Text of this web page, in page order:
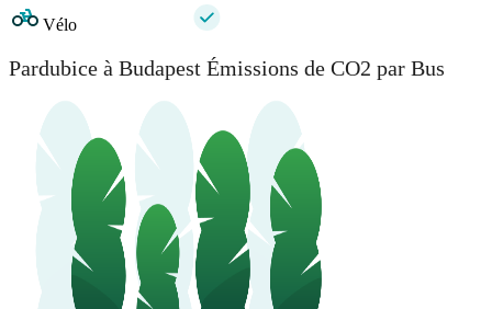
Vélo
Pardubice à Budapest Émissions de CO2 par Bus